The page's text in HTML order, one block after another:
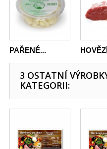
PAŘENÉ...
3 OSTATNÍ
KATEGORII: